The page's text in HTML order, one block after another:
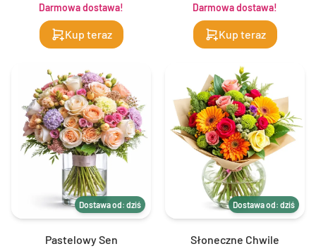
Darmowa dostawa!
Kup teraz
Darmowa dostawa!
Kup teraz
Dostawa od: dziś
Pastelowy Sen
Dostawa od: dziś
Słoneczne Chwile